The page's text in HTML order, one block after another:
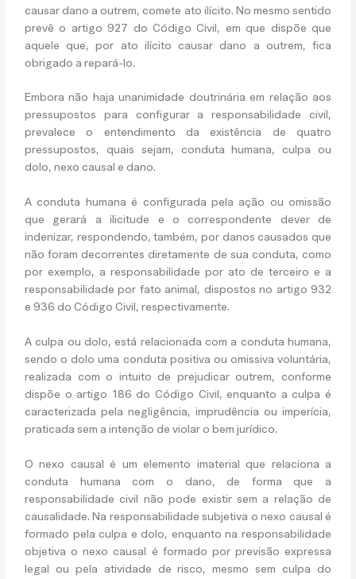
causar dano a outrem, comete ato ilícito. No mesmo sentido
prevê o artigo 927 do Código Civil, em que dispõe que
aquele que, por ato ilícito causar dano a outrem, fica
obrigado a repará-lo.
Embora não haja unanimidade doutrinária em relação aos
pressupostos para configurar a responsabilidade civil,
prevalece o entendimento da existência de quatro
pressupostos, quais sejam, conduta humana, culpa ou
dolo, nexo causal e dano.
A conduta humana é configurada pela ação ou omissão
que gerará a ilicitude e o correspondente dever de
indenizar, respondendo, também, por danos causados que
não foram decorrentes diretamente de sua conduta, como
por exemplo, a responsabilidade por ato de terceiro e a
responsabilidade por fato animal, dispostos no artigo 932
e 936 do Código Civil, respectivamente.
A culpa ou dolo, está relacionada com a conduta humana,
sendo o dolo uma conduta positiva ou omissiva voluntária,
realizada com o intuito de prejudicar outrem, conforme
dispõe o artigo 186 do Código Civil, enquanto a culpa é
caracterizada pela negligência, imprudência ou imperícia,
praticada sem a intenção de violar o bem jurídico.
O nexo causal é um elemento imaterial que relaciona a
conduta humana com o dano, de forma que a
responsabilidade civil não pode existir sem a relação de
causalidade. Na responsabilidade subjetiva o nexo causal é
formado pela culpa e dolo, enquanto na responsabilidade
objetiva o nexo causal é formado por previsão expressa
legal ou pela atividade de risco, mesmo sem culpa do